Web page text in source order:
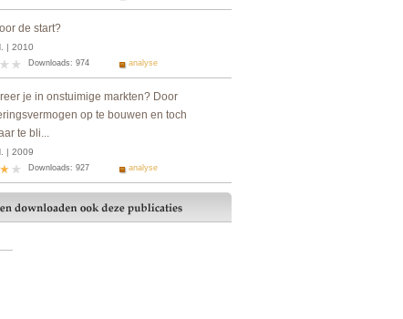
de start?
| 2010
Downloads: 974 analyse
je in onstuimige markten? Door
op te bouwen en toch
te bli...
| 2009
Downloads: 927 analyse